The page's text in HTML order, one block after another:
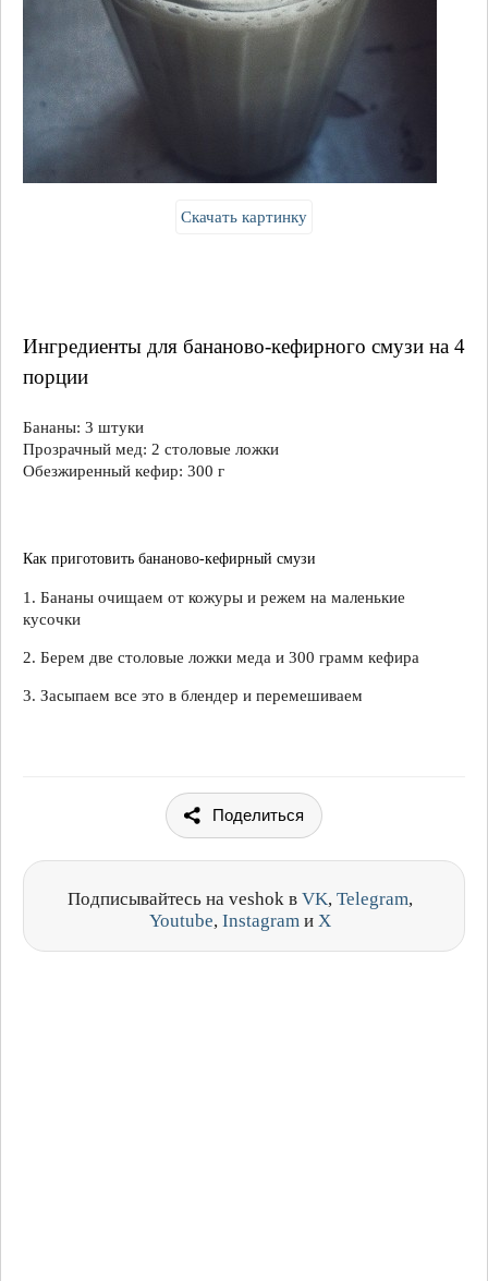
Скачать картинку
Ингредиенты для бананово-кефирного смузи на 4
порции
Бананы: 3 штуки
Прозрачный мед: 2 столовые ложки
Обезжиренный кефир: 300 г
Как приготовить бананово-кефирный смузи
1. Бананы очищаем от кожуры и режем на маленькие
кусочки
2. Берем две столовые ложки меда и 300 грамм кефира
3. Засыпаем все это в блендер и перемешиваем
Поделиться
Подписывайтесь на veshok в VK, Telegram,
Youtube, Instagramи X